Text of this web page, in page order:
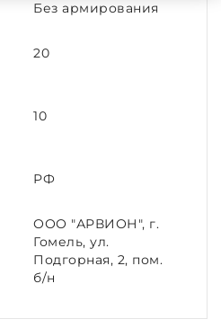
Без армирования
20
10
РФ
ООО "АРВИОН", г.
Гомель, ул.
Подгорная, 2, пом.
б/н